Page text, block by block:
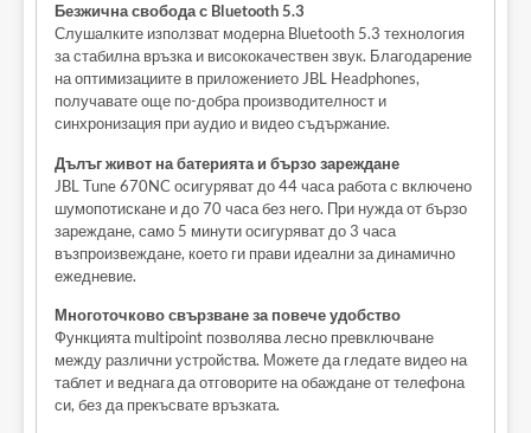
Безжична свобода с Bluetooth 5.3
Слушалките използват модерна Bluetooth 5.3 технология
за стабилна връзка и висококачествен звук. Благодарение
на оптимизациите в приложението JBL Headphones,
получавате още по-добра производителност и
синхронизация при аудио и видео съдържание.
Дълъг живот на батерията и бързо зареждане
JBL Tune 670NC осигуряват до 44 часа работа с включено
шумопотискане и до 70 часа без него. При нужда от бързо
зареждане, само 5 минути осигуряват до 3 часа
възпроизвеждане, което ги прави идеални за динамично
ежедневие.
Многоточково свързване за повече удобство
Функцията multipoint позволява лесно превключване
между различни устройства. Можете да гледате видео на
таблет и веднага да отговорите на обаждане от телефона
си, без да прекъсвате връзката.